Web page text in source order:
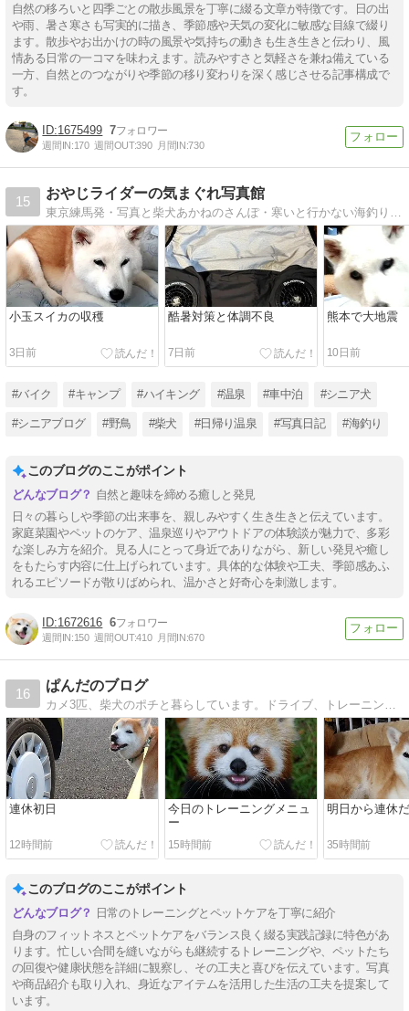
自然の移ろいと四季ごとの散歩風景を丁寧に綴る文章が特徴です。日の出
や雨、暑さ寒さも写実的に描き、季節感や天気の変化に敏感な目線で綴り
ます。散歩やお出かけの時の風景や気持ちの動きも生き生きと伝わり、風
情ある日常の一コマを味わえます。読みやすさと気軽さを兼ね備えている
一方、自然とのつながりや季節の移り変わりを深く感じさせる記事構成で
す。
1675499 7
週間IN:170 週間OUT:390 月間IN:730
15
おやじライダーの気まぐれ写真館
東京練馬発・写真と柴犬あかねのさんぽ・寒いと行かない海釣り、バイクでのお出かけなどの気まぐれ日誌です
小玉スイカの収穫
3日前
酷暑対策と体調不良
7日前
熊本で大地震
10日前
#バイク #キャンプ #ハイキング #温泉 #車中泊 #シニア犬
#シニアブログ #野鳥 #柴犬 #日帰り温泉 #写真日記 #海釣り
このブログのここがポイント
自然と趣味を締める癒しと発見
日々の暮らしや季節の出来事を、親しみやすく生き生きと伝えています。
家庭菜園やペットのケア、温泉巡りやアウトドアの体験談が魅力で、多彩
な楽しみ方を紹介。見る人にとって身近でありながら、新しい発見や癒し
をもたらす内容に仕上げられています。具体的な体験や工夫、季節感あふ
れるエピソードが散りばめられ、温かさと好奇心を刺激します。
1672616 6
週間IN:150 週間OUT:410 月間IN:670
16
ぱんだのブログ
カメ3匹、柴犬のポチと暮らしています。ドライブ、トレーニングが大好きです！
連休初日
12時間前
今日のトレーニングメニュ
ー
15時間前
明日から連休
35時間前
このブログのここがポイント
日常のトレーニングとペットケアを丁寧に紹介
自身のフィットネスとペットケアをバランス良く綴る実践記録に特色があ
ります。忙しい合間を縫いながらも継続するトレーニングや、ペットたち
の回復や健康状態を詳細に観察し、その工夫と喜びを伝えています。写真
や商品紹介も取り入れ、身近なアイテムを活用した生活の工夫を提案して
います。